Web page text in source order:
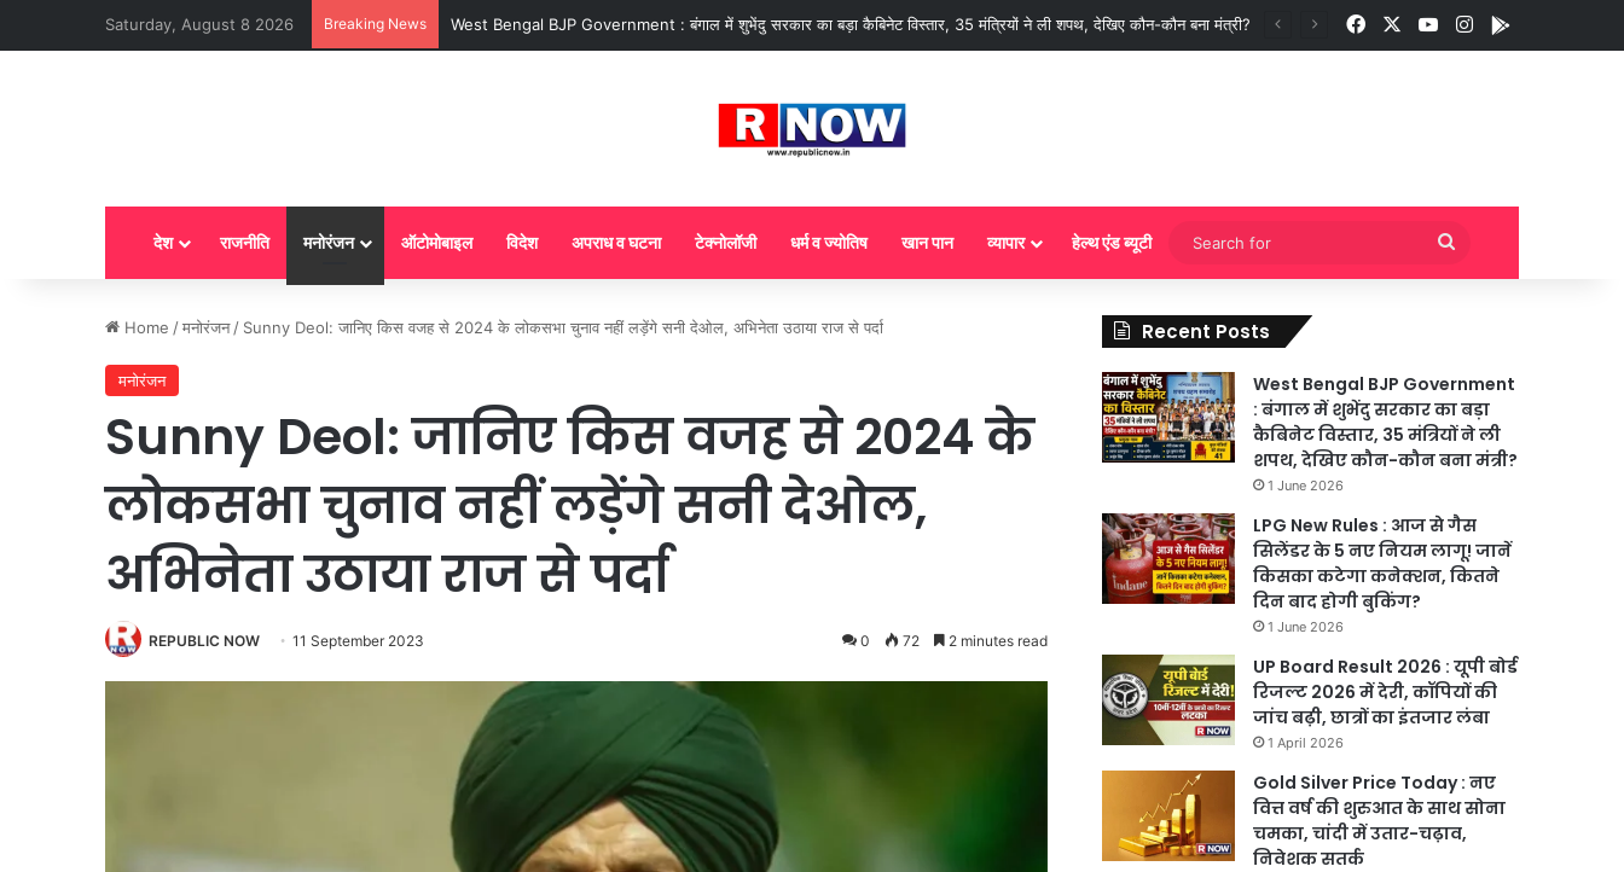
Saturday, August 8 2026 Breaking News LPG New Rules : आज से गैस सिलेंडर के 5 नए नियम लागू! जानें किसका कटेगा कनेक्शन, कितने दिन बाद होगी बुकिंग? FacebookYouTubeInstagram
देश राजनीति मनोरंजन ऑटोमोबाइल विदेश अपराध व घटना टेक्नोलॉजी धर्म व ज्योतिष खान पान व्यापार हेल्थ एंड ब्यूटी
Search
for
Home /मनोरंजन / Sunny Deol: जानिए किस वजह से 2024 के लोकसभा चुनाव नहीं लड़ेंगे सनी देओल, अभिनेता उठाया राज से पर्दा
मनोरंजन
Sunny Deol: जानिए किस वजह से 2024 के
लोकसभा चुनाव नहीं लड़ेंगे सनी देओल,
अभिनेता उठाया राज से पर्दा
REPUBLIC NOW 11 September 2023 0 72 2 minutes read
Recent Posts
West Bengal BJP Government
: बंगाल में शुभेंदु सरकार का बड़ा
कैबिनेट विस्तार, 35 मंत्रियों ने ली
शपथ, देखिए कौन-कौन बना मंत्री?
1 June 2026
LPG New Rules : आज से गैस
सिलेंडर के 5 नए नियम लागू! जानें
किसका कटेगा कनेक्शन, कितने
दिन बाद होगी बुकिंग?
1 June 2026
UP Board Result 2026 : यूपी बोर्ड
रिजल्ट 2026 में देरी, कॉपियों की
जांच बढ़ी, छात्रों का इंतजार लंबा
1 April 2026
Gold Silver Price Today : नए
वित्त वर्ष की शुरुआत के साथ सोना
चमका, चांदी में उतार-चढ़ाव,
निवेशक सतर्क